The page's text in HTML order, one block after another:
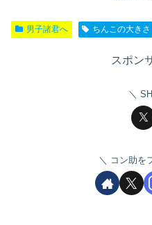
男子諸君へ ちんこの大きさ
スポン
コン助を